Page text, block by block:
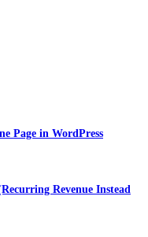
Page in WordPress
Revenue Instead